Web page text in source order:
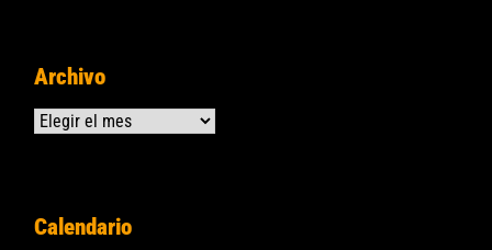
Archivo
Archivos
Calendario